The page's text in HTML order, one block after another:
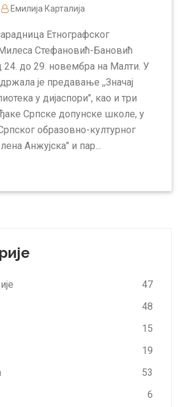
Емилија Карталија
Етнографског
Стефановић-Бановић
24. до 29. новембра на Малти. У
је предавање ,,Значај
у дијаспори", као и три
Српске допунске школе, у
образовно-културног
Анжујска" и пар...
47
48
15
19
53
6